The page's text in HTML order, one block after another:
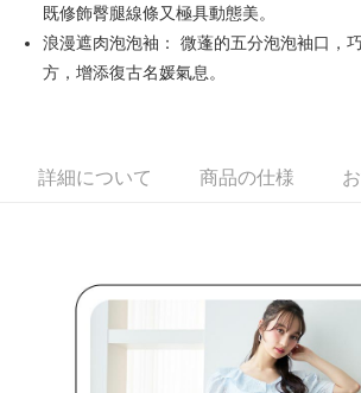
3. 実際の承認額、分割回数および費用については、
を基準とします。
4. 注文成立後30分以内に確認取引を行わない場合
合、注文は自動的にキャンセルされます。「転専審
【支払い方法の説明】
支払いを選択できます。
【注意事項】
1. 本サービスは「台湾大哥大株式会社」（以下「当
って提供され、ユーザーが取引時に本サービスを通
2.SMSで認証してお支払い手続を進めてください。
3.注文するときのお支払いは不要です。商品はご指
す。
4.ご注文が完了すると、携帯に支払い通知のSMSが
グでお支払いください。
お支払期限は、ショップが請求した期日と、
とに計算されます。AFTEEで注文すると、商品を
を延長できますが、商品を期限内に受け取れない場
約商品や商品到着日が比較的遅い商品）。そのため
わらず、AFTEEで指定された期限内にお支払いくだ
全家取貨付款
送料無料
付款後萊爾富取貨
既修飾臀腿線條又極具動態美。
浪漫遮肉泡泡袖： 微蓬的五分泡泡袖口，
方，增添復古名媛氣息。
詳細について 商品の仕様